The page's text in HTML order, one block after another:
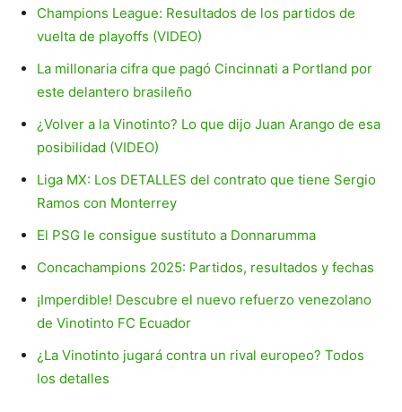
Champions League: Resultados de los partidos de
vuelta de playoffs (VIDEO)
La millonaria cifra que pagó Cincinnati a Portland por
este delantero brasileño
¿Volver a la Vinotinto? Lo que dijo Juan Arango de esa
posibilidad (VIDEO)
Liga MX: Los DETALLES del contrato que tiene Sergio
Ramos con Monterrey
El PSG le consigue sustituto a Donnarumma
Concachampions 2025: Partidos, resultados y fechas
¡Imperdible! Descubre el nuevo refuerzo venezolano
de Vinotinto FC Ecuador
¿La Vinotinto jugará contra un rival europeo? Todos
los detalles